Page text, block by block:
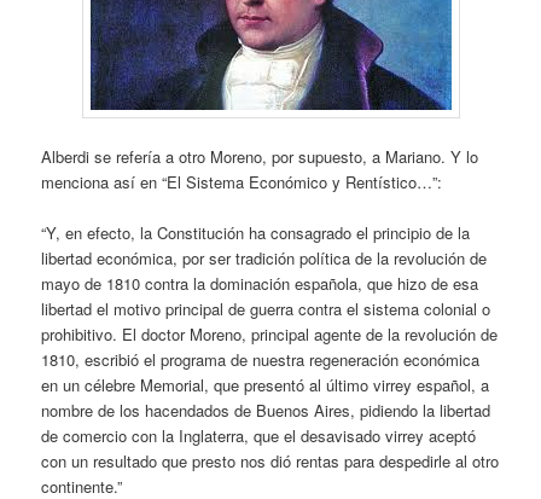
Alberdi se refería a otro Moreno, por supuesto, a Mariano. Y lo
menciona así en “El Sistema Económico y Rentístico…”:
“Y, en efecto, la Constitución ha consagrado el principio de la
libertad económica, por ser tradición política de la revolución de
mayo de 1810 contra la dominación española, que hizo de esa
libertad el motivo principal de guerra contra el sistema colonial o
prohibitivo. El doctor Moreno, principal agente de la revolución de
1810, escribió el programa de nuestra regeneración económica
en un célebre Memorial, que presentó al último virrey español, a
nombre de los hacendados de Buenos Aires, pidiendo la libertad
de comercio con la Inglaterra, que el desavisado virrey aceptó
con un resultado que presto nos dió rentas para despedirle al otro
continente.”